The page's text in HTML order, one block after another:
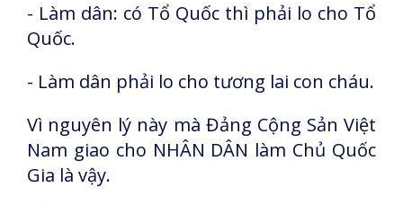
- Làm dân: có Tổ Quốc thì phải lo cho Tổ
Quốc.
- Làm dân phải lo cho tương lai con cháu.
Vì nguyên lý này mà Đảng Cộng Sản Việt
Nam giao cho NHÂN DÂN làm Chủ Quốc
Gia là vậy.